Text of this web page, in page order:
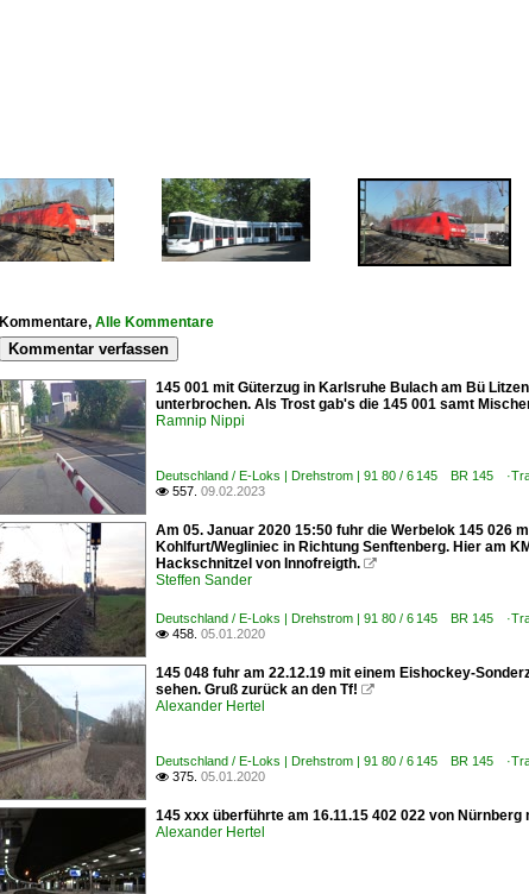
Kommentare, Alle Kommentare
Kommentar verfassen
145 001 mit Güterzug in Karlsruhe Bulach am Bü
unterbrochen. Als Trost gab's die 145 001 samt
Ramnip Nippi
Deutschland / E-Loks | Drehstrom | 91 80 / 6 145 BR 145
 557. 09.02.2023
Am 05. Januar 2020 15:50 fuhr die Werbelok 145 026
Kohlfurt/Wegliniec in Richtung Senftenberg. Hier am
Hackschnitzel von Innofreigth. 
Steffen Sander
Deutschland / E-Loks | Drehstrom | 91 80 / 6 145 BR 145
 458. 05.01.2020
145 048 fuhr am 22.12.19 mit einem Eishockey-
sehen. Gruß zurück an den Tf! 
Alexander Hertel
Deutschland / E-Loks | Drehstrom | 91 80 / 6 145 BR 145
 375. 05.01.2020
145 xxx überführte am 16.11.15 402 022 von
Alexander Hertel